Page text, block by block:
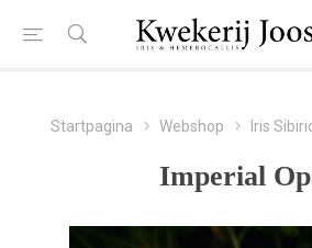
Startpagina Webshop Iris
Imperial